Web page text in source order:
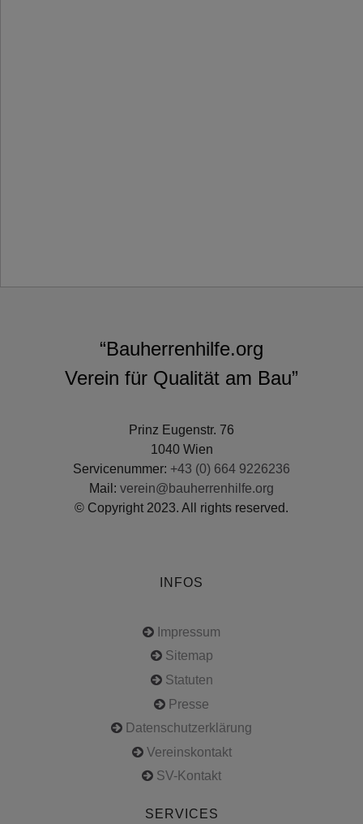
“Bauherrenhilfe.org
Verein für Qualität am Bau”
Prinz Eugenstr. 76
1040 Wien
Servicenummer: +43 (0) 664 9226236
Mail: verein@bauherrenhilfe.org
© Copyright 2023. All rights reserved.
INFOS
Impressum
Sitemap
Statuten
Presse
Datenschutzerklärung
Vereinskontakt
SV-Kontakt
SERVICES